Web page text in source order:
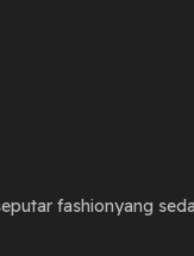
fashionyang